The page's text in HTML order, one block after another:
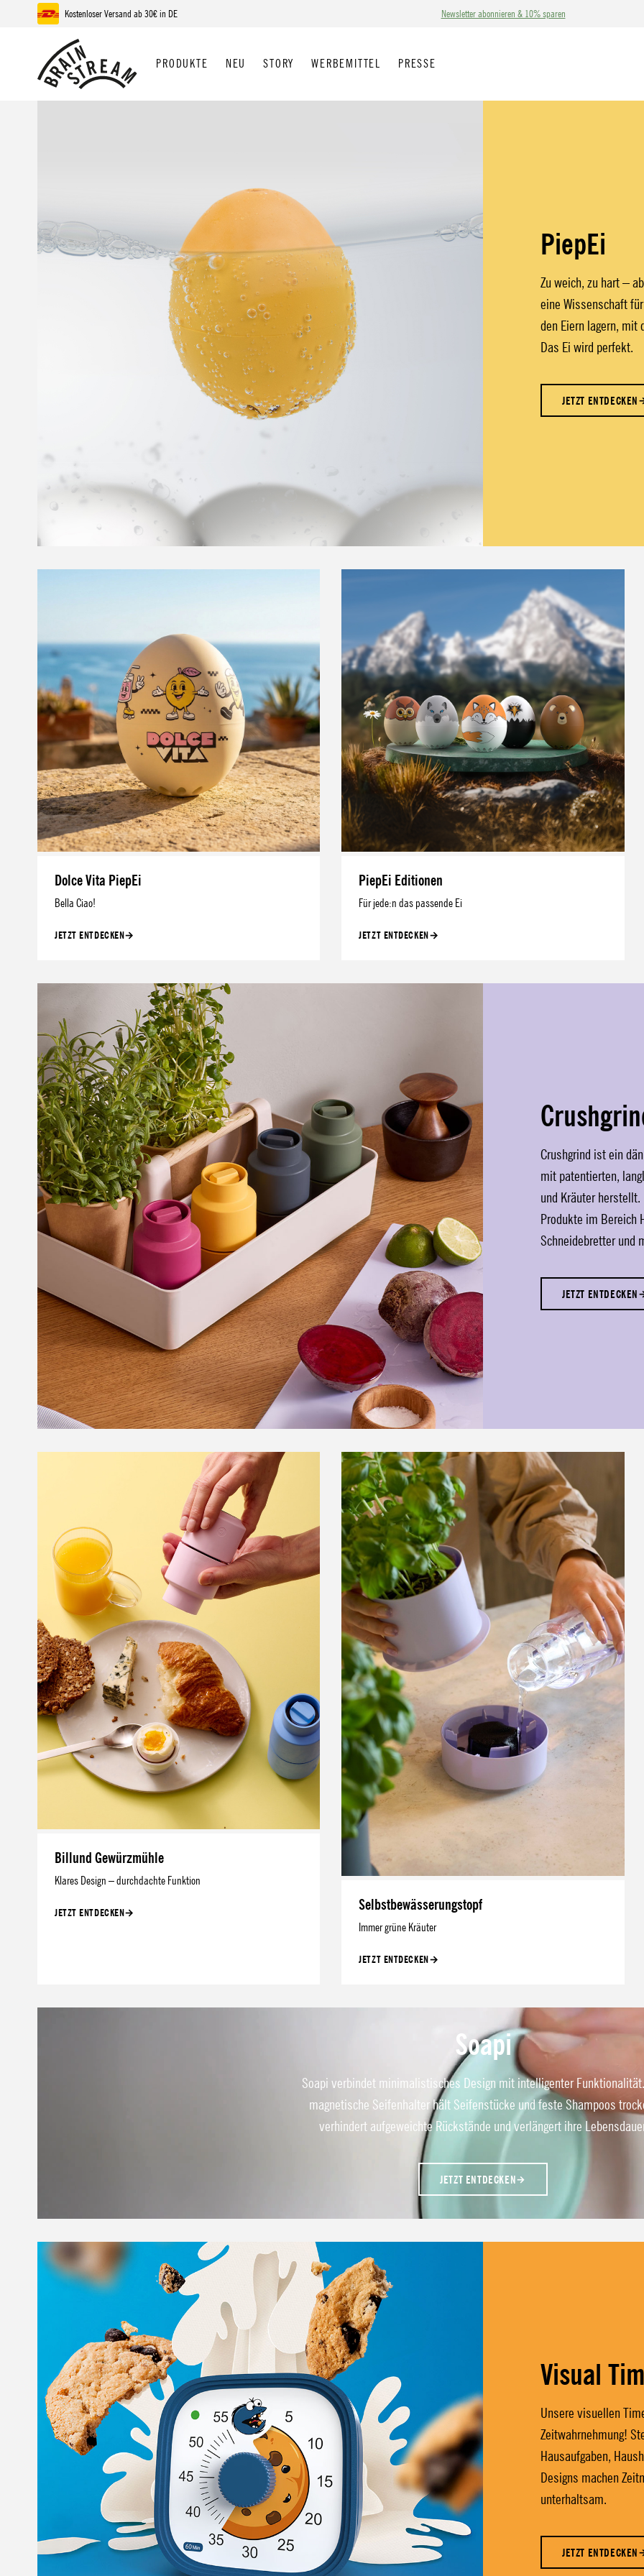
Hauptinhalt springen
Zur Suche springen
Zur Hauptnavigation springen
Kostenloser Versand ab 30€ in DE Newsletter abonnieren & 10% sparen
PRODUKTE NEU STORY WERBEMITTEL PRESSE
PiepEi
Zu weich, zu hart –
eine Wissenschaft
den Eiern lagern, mit
Das Ei wird perfekt.
JETZT ENTDECKEN
Dolce Vita PiepEi
Bella Ciao!
JETZT ENTDECKEN→
PiepEi Editionen
Für jede:n das passende Ei
JETZT ENTDECKEN→
Crushgrind ist ein
mit patentierten,
und Kräuter
Produkte im Bereich
Schneidebretter und
JETZT ENTDECKEN
Billund Gewürzmühle
Klares Design – durchdachte Funktion
JETZT ENTDECKEN→ Selbstbewässerungstopf
Immer grüne Kräuter
JETZT ENTDECKEN→
Soapi
Soapi verbindet minimalistisches Design mit intelligenter
magnetische Seifenhalter hält Seifenstücke und feste Shampoos
verhindert aufgeweichte Rückstände und verlängert ihre
JETZT ENTDECKEN→
Visual
Unsere visuellen
Zeitwahrnehmung!
Hausaufgaben,
Designs machen
unterhaltsam.
JETZT ENTDECKEN